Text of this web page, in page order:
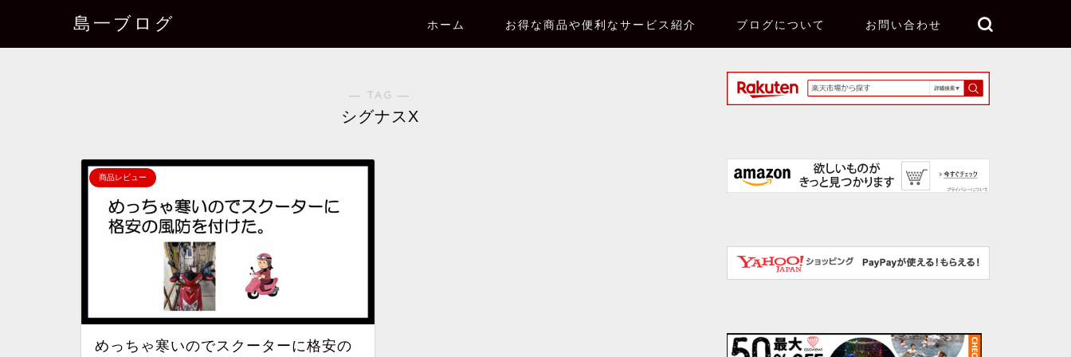
島一ブログ ホーム お得な商品や便利なサービス紹介 ブログについて お問い合わせ
― TAG ―
シグナスX
商品レビュー
めっちゃ寒いのでスクーターに格安の